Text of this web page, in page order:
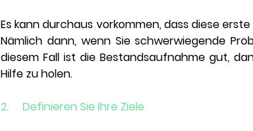
Es kann durchaus vorkommen, dass diese
Nämlich dann, wenn Sie schwerwiegende
diesem Fall ist die Bestandsaufnahme gut,
Hilfe zu holen.
2.     Definieren Sie Ihre Ziele